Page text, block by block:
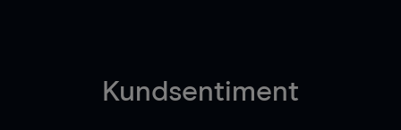
Kundsentiment